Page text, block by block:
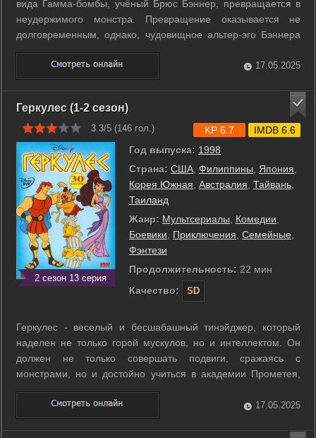
вида Гамма-бомбы, учёный Брюс Бэннер, превращается в
неудержимого монстра. Превращение оказывается не
долговременным, однако, чудовищное альтер-эго Бэннера
продолжает давать о себе знать, в моменты вспышек гнева.
С целью обеспечения гос. Безопасности военные начинают
охоту на Бэннера. ...
17.05.2025
Геркулес (1-2 сезон)
3.3/5 (146 гол.)
2 сезон 13 серия
Год выпуска: 1998
Страна: США Филиппины Япония
Корея Южная Австралия Тайвань
Таиланд
Жанр: Мультсериалы Комедии
Боевики
Приключения Семейные
Фэнтези
Продолжительность: 22 мин
Качество:
SD
KP 6.7 IMDB 6.6
Геркулес - веселый и бесшабашный тинэйджер, который
наделен не только горой мускулов, но и интеллектом. Он
должен не только совершать подвиги, сражаясь с
монстрами, но и достойно учиться в академии Прометея,
чтобы не просрамить отца и стать настоящим героем. ...
17.05.2025